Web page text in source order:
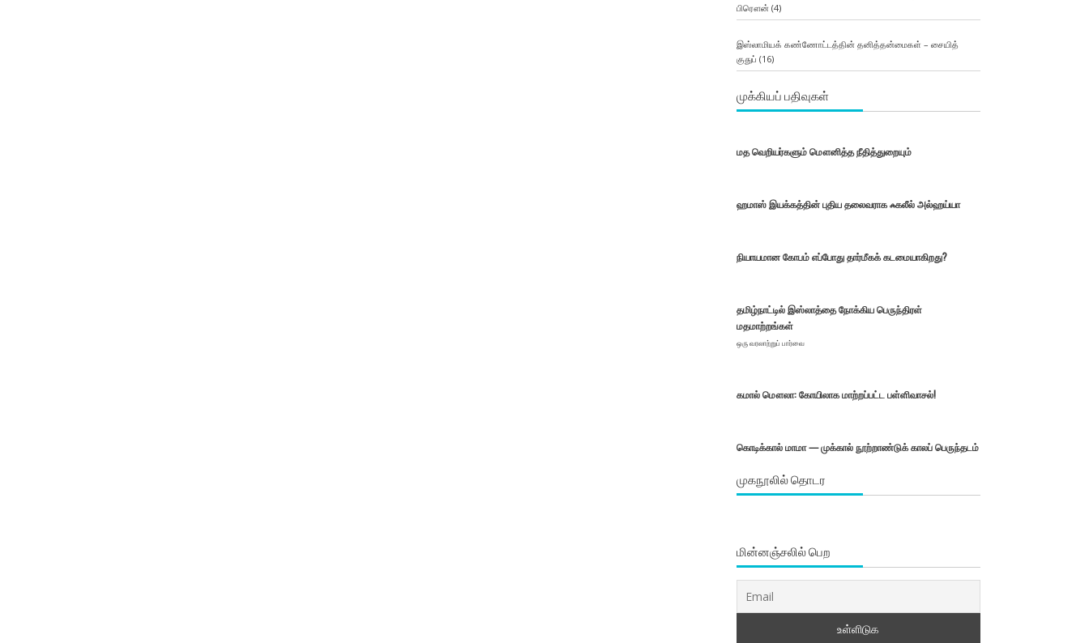
பிரௌன் (4)
இஸ்லாமியக் கண்ணோட்டத்தின் தனித்தன்மைகள் – சையித்
குதுப் (16)
முக்கியப் பதிவுகள்
மத வெறியர்களும் மௌனித்த நீதித்துறையும்
ஹமாஸ் இயக்கத்தின் புதிய தலைவராக ஃகலீல் அல்ஹய்யா
நியாயமான கோபம் எப்போது தார்மீகக் கடமையாகிறது?
தமிழ்நாட்டில் இஸ்லாத்தை நோக்கிய பெருந்திரள்
மதமாற்றங்கள்
ஒரு வரலாற்றுப் பார்வை
கமால் மௌலா: கோயிலாக மாற்றப்பட்ட பள்ளிவாசல்!
கொடிக்கால் மாமா — முக்கால் நூற்றாண்டுக் காலப் பெருந்தடம்
முகநூலில் தொடர
மின்னஞ்சலில் பெற